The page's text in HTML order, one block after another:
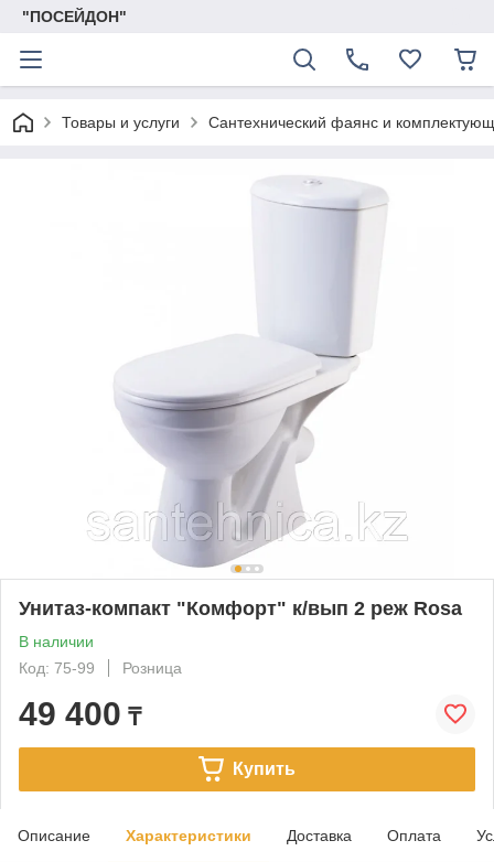
"ПОСЕЙДОН"
Товары и услуги Сантехнический фаянс и
Унитаз-компакт "Комфорт" к/вып 2 реж Rosa
В наличии
Код: 75-99
Розница
49 400 ₸
Купить
Описание Характеристики Доставка Оплата